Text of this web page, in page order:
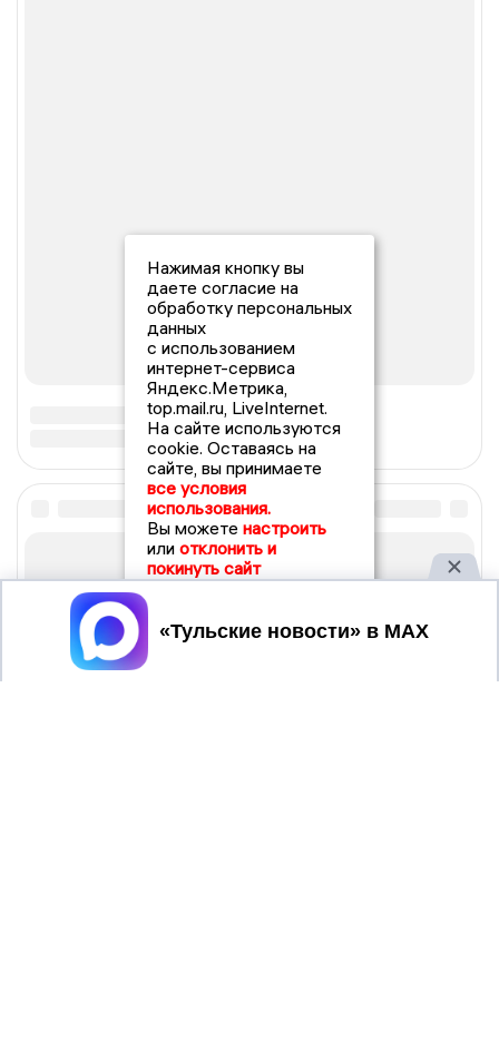
Нажимая кнопку вы
даете согласие на
обработку персональных
данных
с использованием
интернет-сервиса
Яндекс.Метрика,
top.mail.ru, LiveInternet.
На сайте используются
cookie. Оставаясь на
сайте, вы принимаете
все условия
использования.
Вы можете настроить
или отклонить и
покинуть сайт
Принять